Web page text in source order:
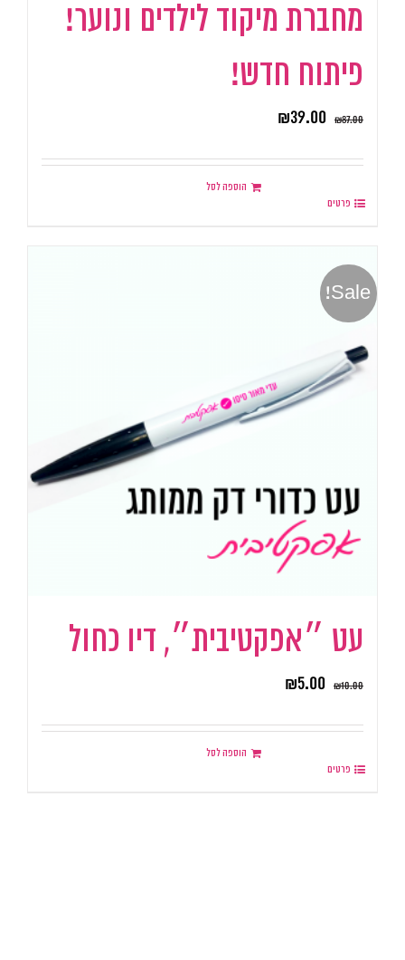
מחברת מיקוד לילדים ונוער!
פיתוח חדש!
₪87.00
₪39.00
הוספה לסל
פרטים
Sale!
עט ״אפקטיבית״, דיו כחול
₪10.00
₪5.00
הוספה לסל
פרטים